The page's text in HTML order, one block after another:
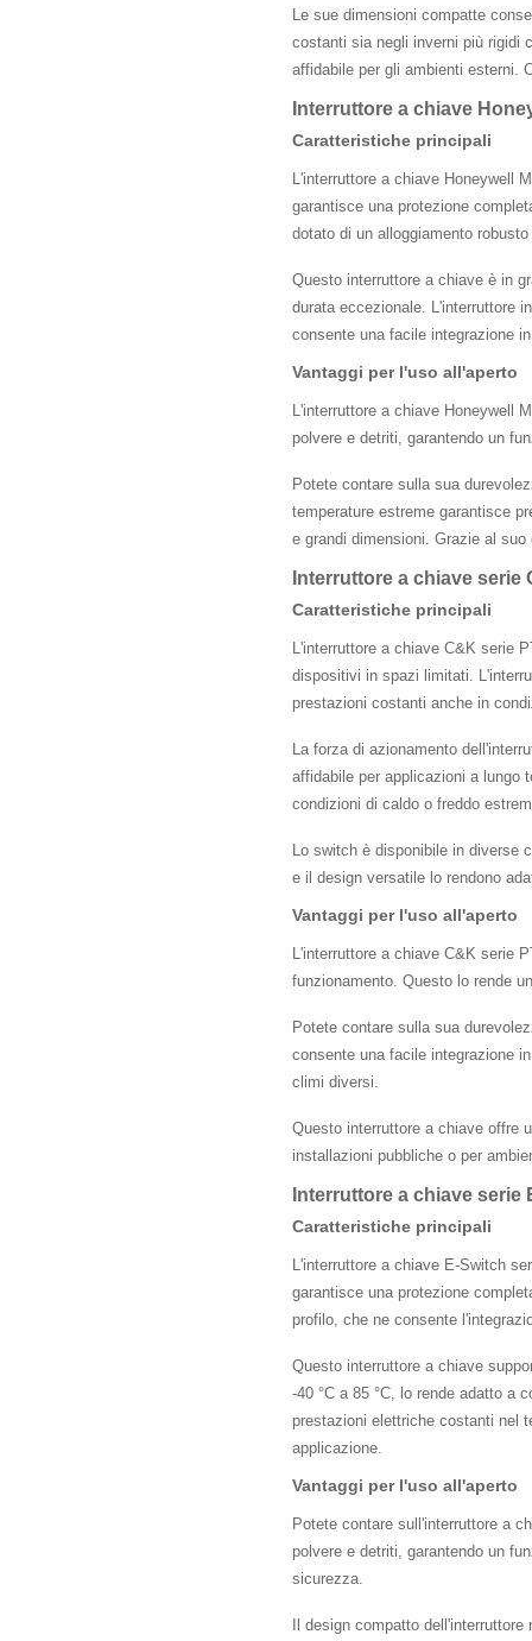
Le sue dimensioni compatte
costanti sia negli inverni più rigidi
affidabile per gli ambienti esterni.
Interruttore a chiave
Caratteristiche principali
L'interruttore a chiave Honeywell
garantisce una protezione
dotato di un alloggiamento
Questo interruttore a chiave è in
durata eccezionale. L'interruttore
consente una facile integrazione
Vantaggi per l'uso all'aperto
L'interruttore a chiave Honeywell
polvere e detriti, garantendo un
Potete contare sulla sua
temperature estreme garantisce
e grandi dimensioni. Grazie al
Interruttore a chiave serie
Caratteristiche principali
L'interruttore a chiave C&K serie
dispositivi in ​​spazi limitati.
prestazioni costanti anche in
La forza di azionamento
affidabile per applicazioni a lungo
condizioni di caldo o freddo
Lo switch è disponibile in diverse
e il design versatile lo rendono
Vantaggi per l'uso all'aperto
L'interruttore a chiave C&K serie
funzionamento. Questo lo rende
Potete contare sulla sua
consente una facile integrazione
climi diversi.
Questo interruttore a chiave offre
installazioni pubbliche o per
Interruttore a chiave serie
Caratteristiche principali
L'interruttore a chiave E-Switch
garantisce una protezione
profilo, che ne consente
Questo interruttore a chiave
-40 °C a 85 °C, lo rende adatto a
prestazioni elettriche costanti nel
applicazione.
Vantaggi per l'uso all'aperto
Potete contare sull'interruttore a
polvere e detriti, garantendo un
sicurezza.
Il design compatto